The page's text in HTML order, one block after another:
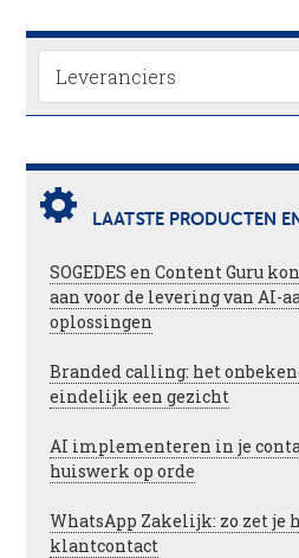
LAATSTE PRODUCTEN
SOGEDES en Content Guru
aan voor de levering van AI-
oplossingen
Branded calling: het
eindelijk een gezicht
AI implementeren in je
huiswerk op orde
WhatsApp Zakelijk: zo zet je
klantcontact